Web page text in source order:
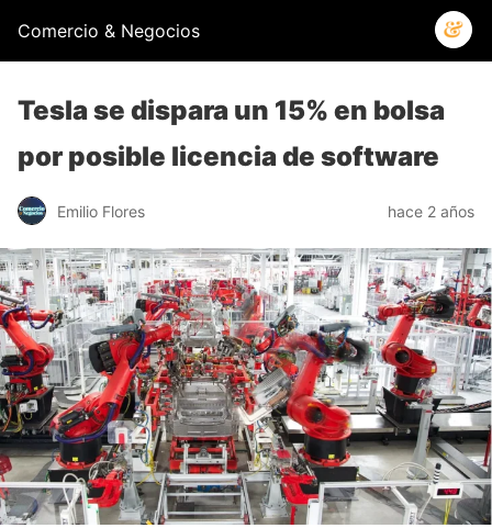
Comercio & Negocios
Tesla se dispara un 15% en bolsa
por posible licencia de software
Emilio Flores hace 2 años